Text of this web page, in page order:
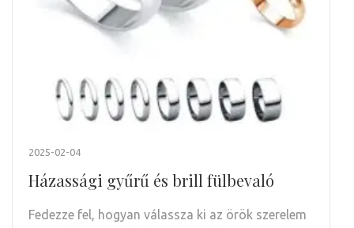
2025-02-04
Házassági gyűrű és brill fülbevaló
Fedezze fel, hogyan válassza ki az örök szerelem